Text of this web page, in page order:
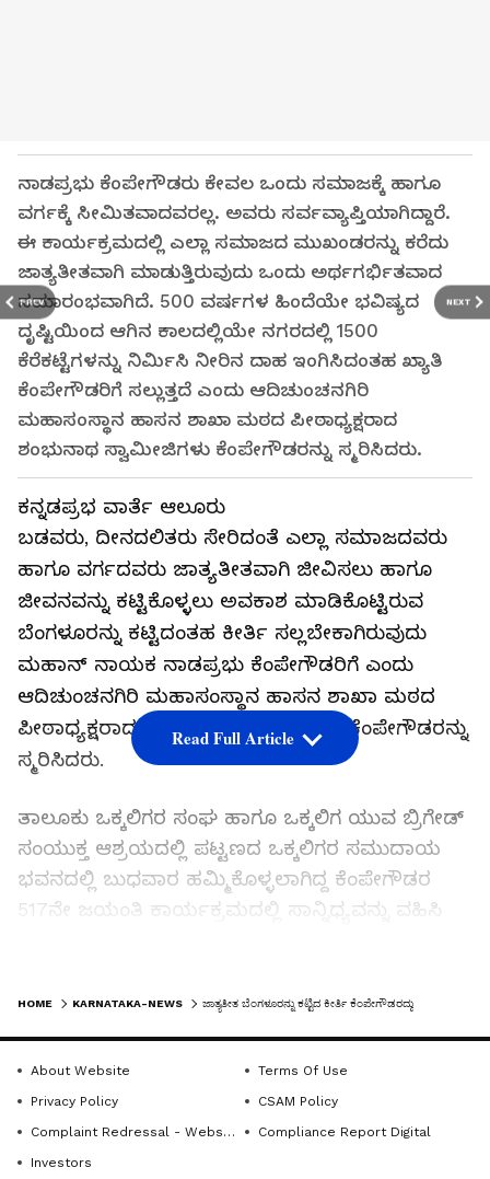
PREV NEXT
ನಾಡಪ್ರಭು ಕೆಂಪೇಗೌಡರು ಕೇವಲ ಒಂದು ಸಮಾಜಕ್ಕೆ ಹಾಗೂ
ವರ್ಗಕ್ಕೆ ಸೀಮಿತವಾದವರಲ್ಲ. ಅವರು ಸರ್ವವ್ಯಾಪ್ತಿಯಾಗಿದ್ದಾರೆ.
ಈ ಕಾರ್ಯಕ್ರಮದಲ್ಲಿ ಎಲ್ಲಾ ಸಮಾಜದ ಮುಖಂಡರನ್ನು ಕರೆದು
ಜಾತ್ಯತೀತವಾಗಿ ಮಾಡುತ್ತಿರುವುದು ಒಂದು ಅರ್ಥಗರ್ಭಿತವಾದ
ಸಮಾರಂಭವಾಗಿದೆ. 500 ವರ್ಷಗಳ ಹಿಂದೆಯೇ ಭವಿಷ್ಯದ
ದೃಷ್ಟಿಯಿಂದ ಆಗಿನ ಕಾಲದಲ್ಲಿಯೇ ನಗರದಲ್ಲಿ 1500
ಕೆರೆಕಟ್ಟೆಗಳನ್ನು ನಿರ್ಮಿಸಿ ನೀರಿನ ದಾಹ ಇಂಗಿಸಿದಂತಹ ಖ್ಯಾತಿ
ಕೆಂಪೇಗೌಡರಿಗೆ ಸಲ್ಲುತ್ತದೆ ಎಂದು ಆದಿಚುಂಚನಗಿರಿ
ಮಹಾಸಂಸ್ಥಾನ ಹಾಸನ ಶಾಖಾ ಮಠದ ಪೀಠಾಧ್ಯಕ್ಷರಾದ
ಶಂಭುನಾಥ ಸ್ವಾಮೀಜಿಗಳು ಕೆಂಪೇಗೌಡರನ್ನು ಸ್ಮರಿಸಿದರು.
ಕನ್ನಡಪ್ರಭ ವಾರ್ತೆ ಆಲೂರು
ಬಡವರು, ದೀನದಲಿತರು ಸೇರಿದಂತೆ ಎಲ್ಲಾ ಸಮಾಜದವರು
ಹಾಗೂ ವರ್ಗದವರು ಜಾತ್ಯತೀತವಾಗಿ ಜೀವಿಸಲು ಹಾಗೂ
ಜೀವನವನ್ನು ಕಟ್ಟಿಕೊಳ್ಳಲು ಅವಕಾಶ ಮಾಡಿಕೊಟ್ಟಿರುವ
ಬೆಂಗಳೂರನ್ನು ಕಟ್ಟಿದಂತಹ ಕೀರ್ತಿ ಸಲ್ಲಬೇಕಾಗಿರುವುದು
ಮಹಾನ್ ನಾಯಕ ನಾಡಪ್ರಭು ಕೆಂಪೇಗೌಡರಿಗೆ ಎಂದು
ಆದಿಚುಂಚನಗಿರಿ ಮಹಾಸಂಸ್ಥಾನ ಹಾಸನ ಶಾಖಾ ಮಠದ
ಪೀಠಾಧ್ಯಕ್ಷರಾದ ಶಂಭುನಾಥ ಸ್ವಾಮೀಜಿಗಳು ಕೆಂಪೇಗೌಡರನ್ನು
ಸ್ಮರಿಸಿದರು.
ತಾಲೂಕು ಒಕ್ಕಲಿಗರ ಸಂಘ ಹಾಗೂ ಒಕ್ಕಲಿಗ ಯುವ ಬ್ರಿಗೇಡ್
ಸಂಯುಕ್ತ ಆಶ್ರಯದಲ್ಲಿ ಪಟ್ಟಣದ ಒಕ್ಕಲಿಗರ ಸಮುದಾಯ
ಭವನದಲ್ಲಿ ಬುಧವಾರ ಹಮ್ಮಿಕೊಳ್ಳಲಾಗಿದ್ದ ಕೆಂಪೇಗೌಡರ
517ನೇ ಜಯಂತಿ ಕಾರ್ಯಕ್ರಮದಲ್ಲಿ ಸಾನ್ನಿಧ್ಯವನ್ನು ವಹಿಸಿ
ಅವರು ಸರ್ವವ್ಯಾಪ್ತಿಯಾಗಿದ್ದಾರೆ. ಈ ಕಾರ್ಯಕ್ರಮದಲ್ಲಿ ಎಲ್ಲಾ
ಸಮಾಜದ ಮುಖಂಡರನ್ನು ಕರೆದು ಜಾತ್ಯತೀತವಾಗಿ
ಮಾಡುತ್ತಿರುವುದು ಒಂದು ಅರ್ಥಗರ್ಭಿತವಾದ
ಸಮಾರಂಭವಾಗಿದೆ. 500 ವರ್ಷಗಳ ಹಿಂದೆಯೇ ಭವಿಷ್ಯದ
ದೃಷ್ಟಿಯಿಂದ ಆಗಿನ ಕಾಲದಲ್ಲಿಯೇ ನಗರದಲ್ಲಿ 1500
ಕೆರೆಕಟ್ಟೆಗಳನ್ನು ನಿರ್ಮಿಸಿ ನೀರಿನ ದಾಹ ಇಂಗಿಸಿದಂತಹ ಖ್ಯಾತಿ
Read Full Article
HOME KARNATAKA-NEWS ಜಾತ್ಯತೀತ ಬೆಂಗಳೂರನ್ನು ಕಟ್ಟಿದ ಕೀರ್ತಿ ಕೆಂಪೇಗೌಡರದ್ದು
About Website
Terms Of Use
Privacy Policy
CSAM Policy
Complaint Redressal - Website
Compliance Report Digital
Investors